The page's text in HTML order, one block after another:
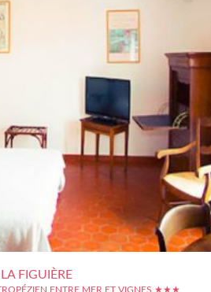
FIGUIÈRE
ENTRE MER ET VIGNES ★★★